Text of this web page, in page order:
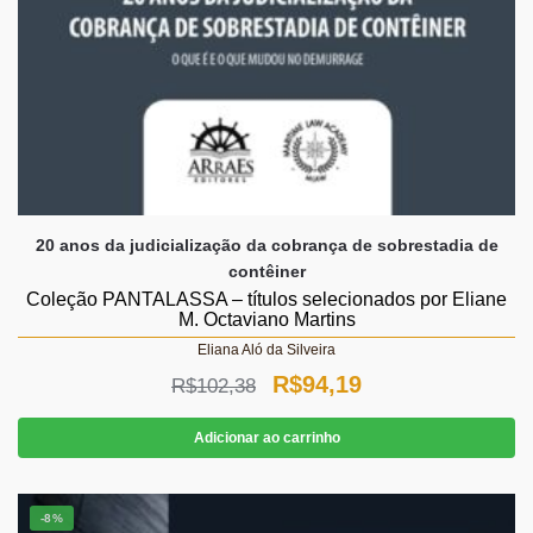
20 anos da judicialização da cobrança de sobrestadia de
contêiner
Coleção PANTALASSA – títulos selecionados por Eliane
M. Octaviano Martins
Eliana Aló da Silveira
R$102,38
O
preço
original
era:
R$94,19O
preço
atual
é:
Adicionar ao carrinho
-8%